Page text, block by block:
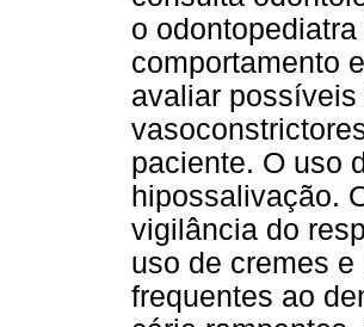
o
comportamento
avaliar
paciente. O uso
hipossalivação.
vigilância do
uso de cremes
frequentes ao